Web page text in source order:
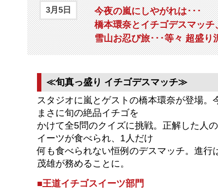
3月5日
今夜の嵐にしやがれは･･･
橋本環奈とイチゴデスマッチ
雪山お忍び旅･･･等々 超盛り
≪旬真っ盛り イチゴデスマッチ≫
スタジオに嵐とゲストの橋本環奈が登場。
まさに旬の絶品イチゴを
かけて全5問のクイズに挑戦。正解した人
イーツが食べられ、1人だけ
何も食べられない恒例のデスマッチ。進行
茂雄が務めることに。
■王道イチゴスイーツ部門